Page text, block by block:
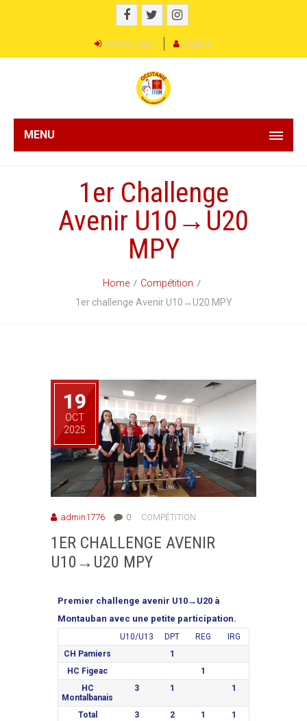
Member Login Register
MENU
1er Challenge
Avenir U10→U20
MPY
Home
Compétition
1er challenge Avenir U10→U20 MPY
19
OCT
2025
admin1776 0 COMPÉTITION
1ER CHALLENGE AVENIR
U10→U20 MPY
Premier challenge avenir U10→U20 à
Montauban avec une petite participation.
U10/U13 DPT REG
IRG
CH Pamiers
1
HC Figeac
1
HC
Montalbanais
3 1 1
Total 3 2 1 1